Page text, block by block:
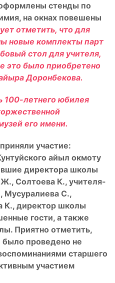
стенды по
на окнах повешены
отметить, что для
новые комплекты парт
стол для учителя,
это было приобретено
Доронбекова.
100-летнего юбилея
его имени.
участие:
айыл окмоту
директора школы
Солтоева К., учителя-
Мусуралиева С.,
К., директор школы
гости, а также
Приятно отметить,
было проведено не
старшего
участием